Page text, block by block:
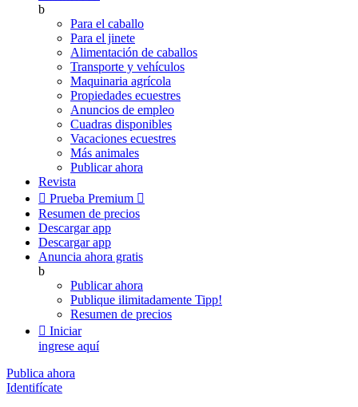
b
Para el caballo
Para el jinete
Alimentación de caballos
Transporte y vehículos
Maquinaria agrícola
Propiedades ecuestres
Anuncios de empleo
Cuadras disponibles
Vacaciones ecuestres
Más animales
Publicar ahora
Revista
 Prueba Premium 
Resumen de precios
Descargar app
Descargar app
Anuncia ahora gratis
b
Publicar ahora
Publique ilimitadamente Tipp!
Resumen de precios
 Iniciar
ingrese aquí
Publica ahora
Identifícate